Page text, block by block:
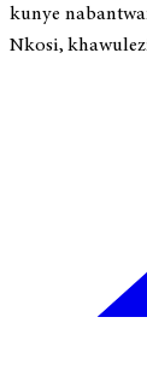
kunye
Nkosi,